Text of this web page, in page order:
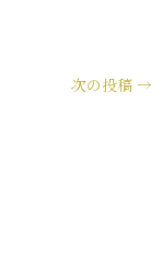
次の投稿 →